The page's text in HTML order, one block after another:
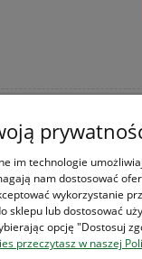
SWIBO
im technologie
nam dostosować
wykorzystanie
sklepu lub dostosować
opcję "Dostosuj
przeczytasz w naszej